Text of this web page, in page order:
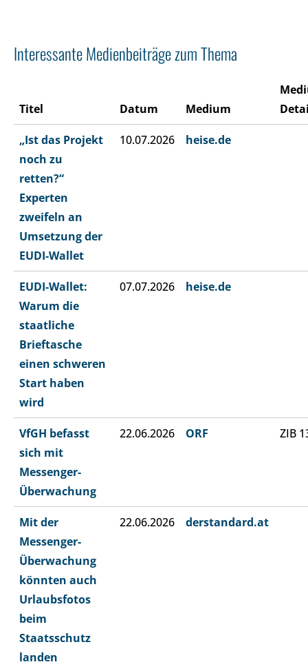
Interessante Medienbeiträge zum Thema
Titel Datum Medium
„Ist das Projekt
noch zu
retten?“
Experten
zweifeln an
Umsetzung der
EUDI-Wallet
10.07.2026 heise.de
EUDI-Wallet:
Warum die
staatliche
Brieftasche
einen schweren
Start haben
wird
07.07.2026 heise.de
VfGH befasst
sich mit
Messenger-
Überwachung
22.06.2026 ORF ZIB
Mit der
Messenger-
Überwachung
könnten auch
Urlaubsfotos
beim
Staatsschutz
landen
22.06.2026 derstandard.at